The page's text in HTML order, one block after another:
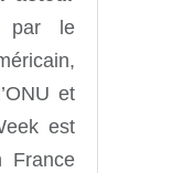
par le
et
est
France